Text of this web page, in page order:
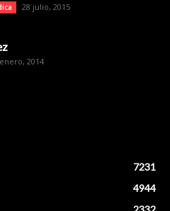
28 julio, 2015
2014
7231
4944